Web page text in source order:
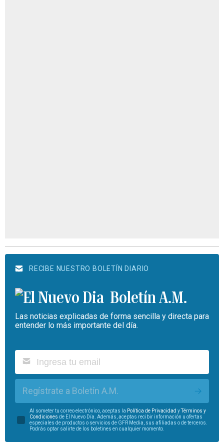
RECIBE NUESTRO BOLETÍN DIARIO
Boletín A.M.
Las noticias explicadas de forma sencilla y directa para
entender lo más importante del día.
Regístrate a Boletín A.M.
Al someter tu correo electrónico, aceptas la Política de Privacidad yTérminos y
Condiciones de El Nuevo Día. Además, aceptas recibir información u ofertas
especiales de productos o servicios de GFR Media, sus afiliadas o de terceros.
Podrás optar salirte de los boletines en cualquier momento.